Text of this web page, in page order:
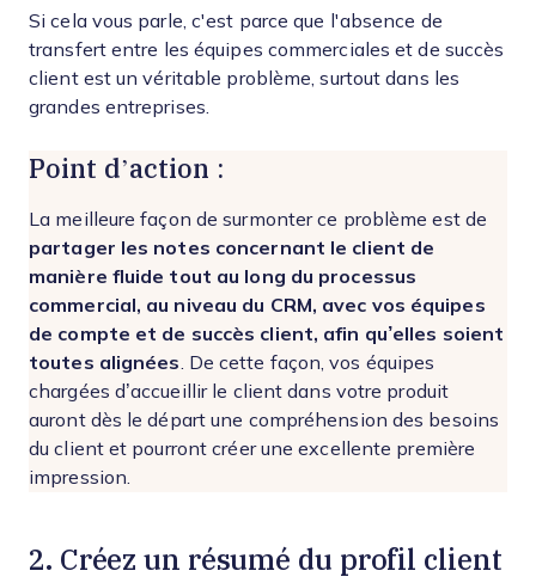
Si cela vous parle, c'est parce que l'absence de
transfert entre les équipes commerciales et de succès
client est un véritable problème, surtout dans les
grandes entreprises.
Point d’action :
La meilleure façon de surmonter ce problème est de
partager les notes concernant le client de
manière fluide tout au long du processus
commercial, au niveau du CRM, avec vos équipes
de compte et de succès client, afin qu’elles soient
toutes alignées . De cette façon, vos équipes
chargées d’accueillir le client dans votre produit
auront dès le départ une compréhension des besoins
du client et pourront créer une excellente première
impression.
2. Créez un résumé du profil client